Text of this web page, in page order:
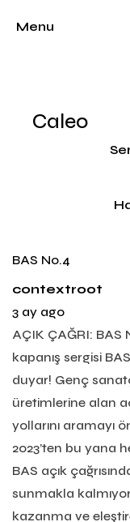
Caleo
Menu
BAS No.4
contextroot
3 ay ago
AÇIK ÇAĞRI:
kapanış sergisi
duyar! Genç
üretimlerine alan
yollarını aramayı
2023’ten bu yana
BAS açık
sunmakla
kazanma ve